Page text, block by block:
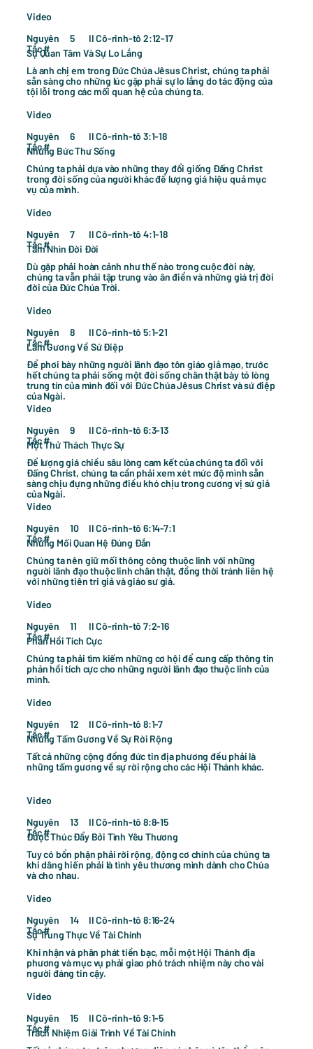
Video
Nguyên
Tắc #
5
II Cô-rinh-tô 2:12-17
Sự Quan Tâm Và Sự Lo Lắng
Là anh chị em trong Đức Chúa Jêsus Christ, chúng ta phải
sẵn sàng cho những lúc gặp phải sự lo lắng do tác động của
tội lỗi trong các mối quan hệ của chúng ta.
Video
Nguyên
Tắc #
6
II Cô-rinh-tô 3:1-18
Những Bức Thư Sống
Chúng ta phải dựa vào những thay đổi giống Đấng Christ
trong đời sống của người khác để lượng giá hiệu quả mục
vụ của mình.
Video
Nguyên
Tắc #
7
II Cô-rinh-tô 4:1-18
Tầm Nhìn Đời Đời
Dù gặp phải hoàn cảnh như thế nào trong cuộc đời này,
chúng ta vẫn phải tập trung vào ân điển và những giá trị đời
đời của Đức Chúa Trời.
Video
Nguyên
Tắc #
8
II Cô-rinh-tô 5:1-21
Làm Gương Về Sứ Điệp
Để phơi bày những người lãnh đạo tôn giáo giả mạo, trước
hết chúng ta phải sống một đời sống chân thật bày tỏ lòng
trung tín của mình đối với Đức Chúa Jêsus Christ và sứ điệp
của Ngài.
Video
Nguyên
Tắc #
9
II Cô-rinh-tô 6:3-13
Một Thử Thách Thực Sự
Để lượng giá chiều sâu lòng cam kết của chúng ta đối với
Đấng Christ, chúng ta cần phải xem xét mức độ mình sẵn
sàng chịu đựng những điều khó chịu trong cương vị sứ giả
của Ngài.
Video
Nguyên
Tắc #
10
II Cô-rinh-tô 6:14-7:1
Những Mối Quan Hệ Đúng Đắn
Chúng ta nên giữ mối thông công thuộc linh với những
người lãnh đạo thuộc linh chân thật, đồng thời tránh liên hệ
với những tiên tri giả và giáo sư giả.
Video
Nguyên
Tắc #
11
II Cô-rinh-tô 7:2-16
Phản Hồi Tích Cực
Chúng ta phải tìm kiếm những cơ hội để cung cấp thông tin
phản hồi tích cực cho những người lãnh đạo thuộc linh của
mình.
Video
Nguyên
Tắc #
12
II Cô-rinh-tô 8:1-7
Những Tấm Gương Về Sự Rời Rộng
Tất cả những cộng đồng đức tin địa phương đều phải là
những tấm gương về sự rời rộng cho các Hội Thánh khác.
Video
Nguyên
Tắc #
13
II Cô-rinh-tô 8:8-15
Được Thúc Đẩy Bởi Tình Yêu Thương
Tuy có bổn phận phải rời rộng, động cơ chính của chúng ta
khi dâng hiến phải là tình yêu thương mình dành cho Chúa
và cho nhau.
Video
Nguyên
Tắc #
14
II Cô-rinh-tô 8:16-24
Sự Trung Thực Về Tài Chính
Khi nhận và phân phát tiền bạc, mỗi một Hội Thánh địa
phương và mục vụ phải giao phó trách nhiệm này cho vài
người đáng tin cậy.
Video
Nguyên
Tắc #
15
II Cô-rinh-tô 9:1-5
Trách Nhiệm Giải Trình Về Tài Chính